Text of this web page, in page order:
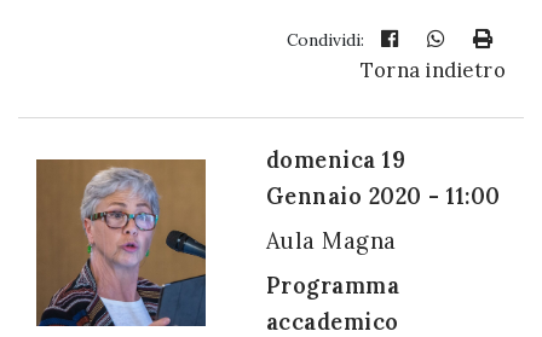
Condividi:
Torna indietro
domenica 19
Gennaio 2020 - 11:00
Aula Magna
Programma
accademico